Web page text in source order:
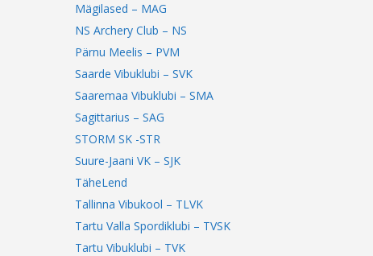
Mägilased – MAG
NS Archery Club – NS
Pärnu Meelis – PVM
Saarde Vibuklubi – SVK
Saaremaa Vibuklubi – SMA
Sagittarius – SAG
STORM SK -STR
Suure-Jaani VK – SJK
TäheLend
Tallinna Vibukool – TLVK
Tartu Valla Spordiklubi – TVSK
Tartu Vibuklubi – TVK